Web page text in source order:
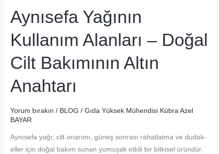
Aynısefa Yağının
Kullanım Alanları – Doğal
Cilt Bakımının Altın
Anahtarı
Yorum bırakın / BLOG /Gıda Yüksek Mühendisi Kübra Azel
BAYAR
Aynısefa yağı; cilt onarımı, güneş sonrası rahatlatma ve dudak-
eller için doğal bakım sunan yumuşak etkili bir bitkisel üründür.